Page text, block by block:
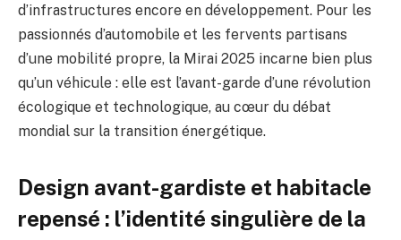
d’infrastructures encore en développement. Pour les
passionnés d’automobile et les fervents partisans
d’une mobilité propre, la Mirai 2025 incarne bien plus
qu’un véhicule : elle est l’avant-garde d’une révolution
écologique et technologique, au cœur du débat
mondial sur la transition énergétique.
Design avant-gardiste et habitacle
repensé : l’identité singulière de la